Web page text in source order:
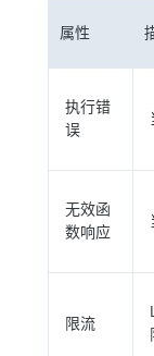
属性
执行错
误
无效函
数响应
限流